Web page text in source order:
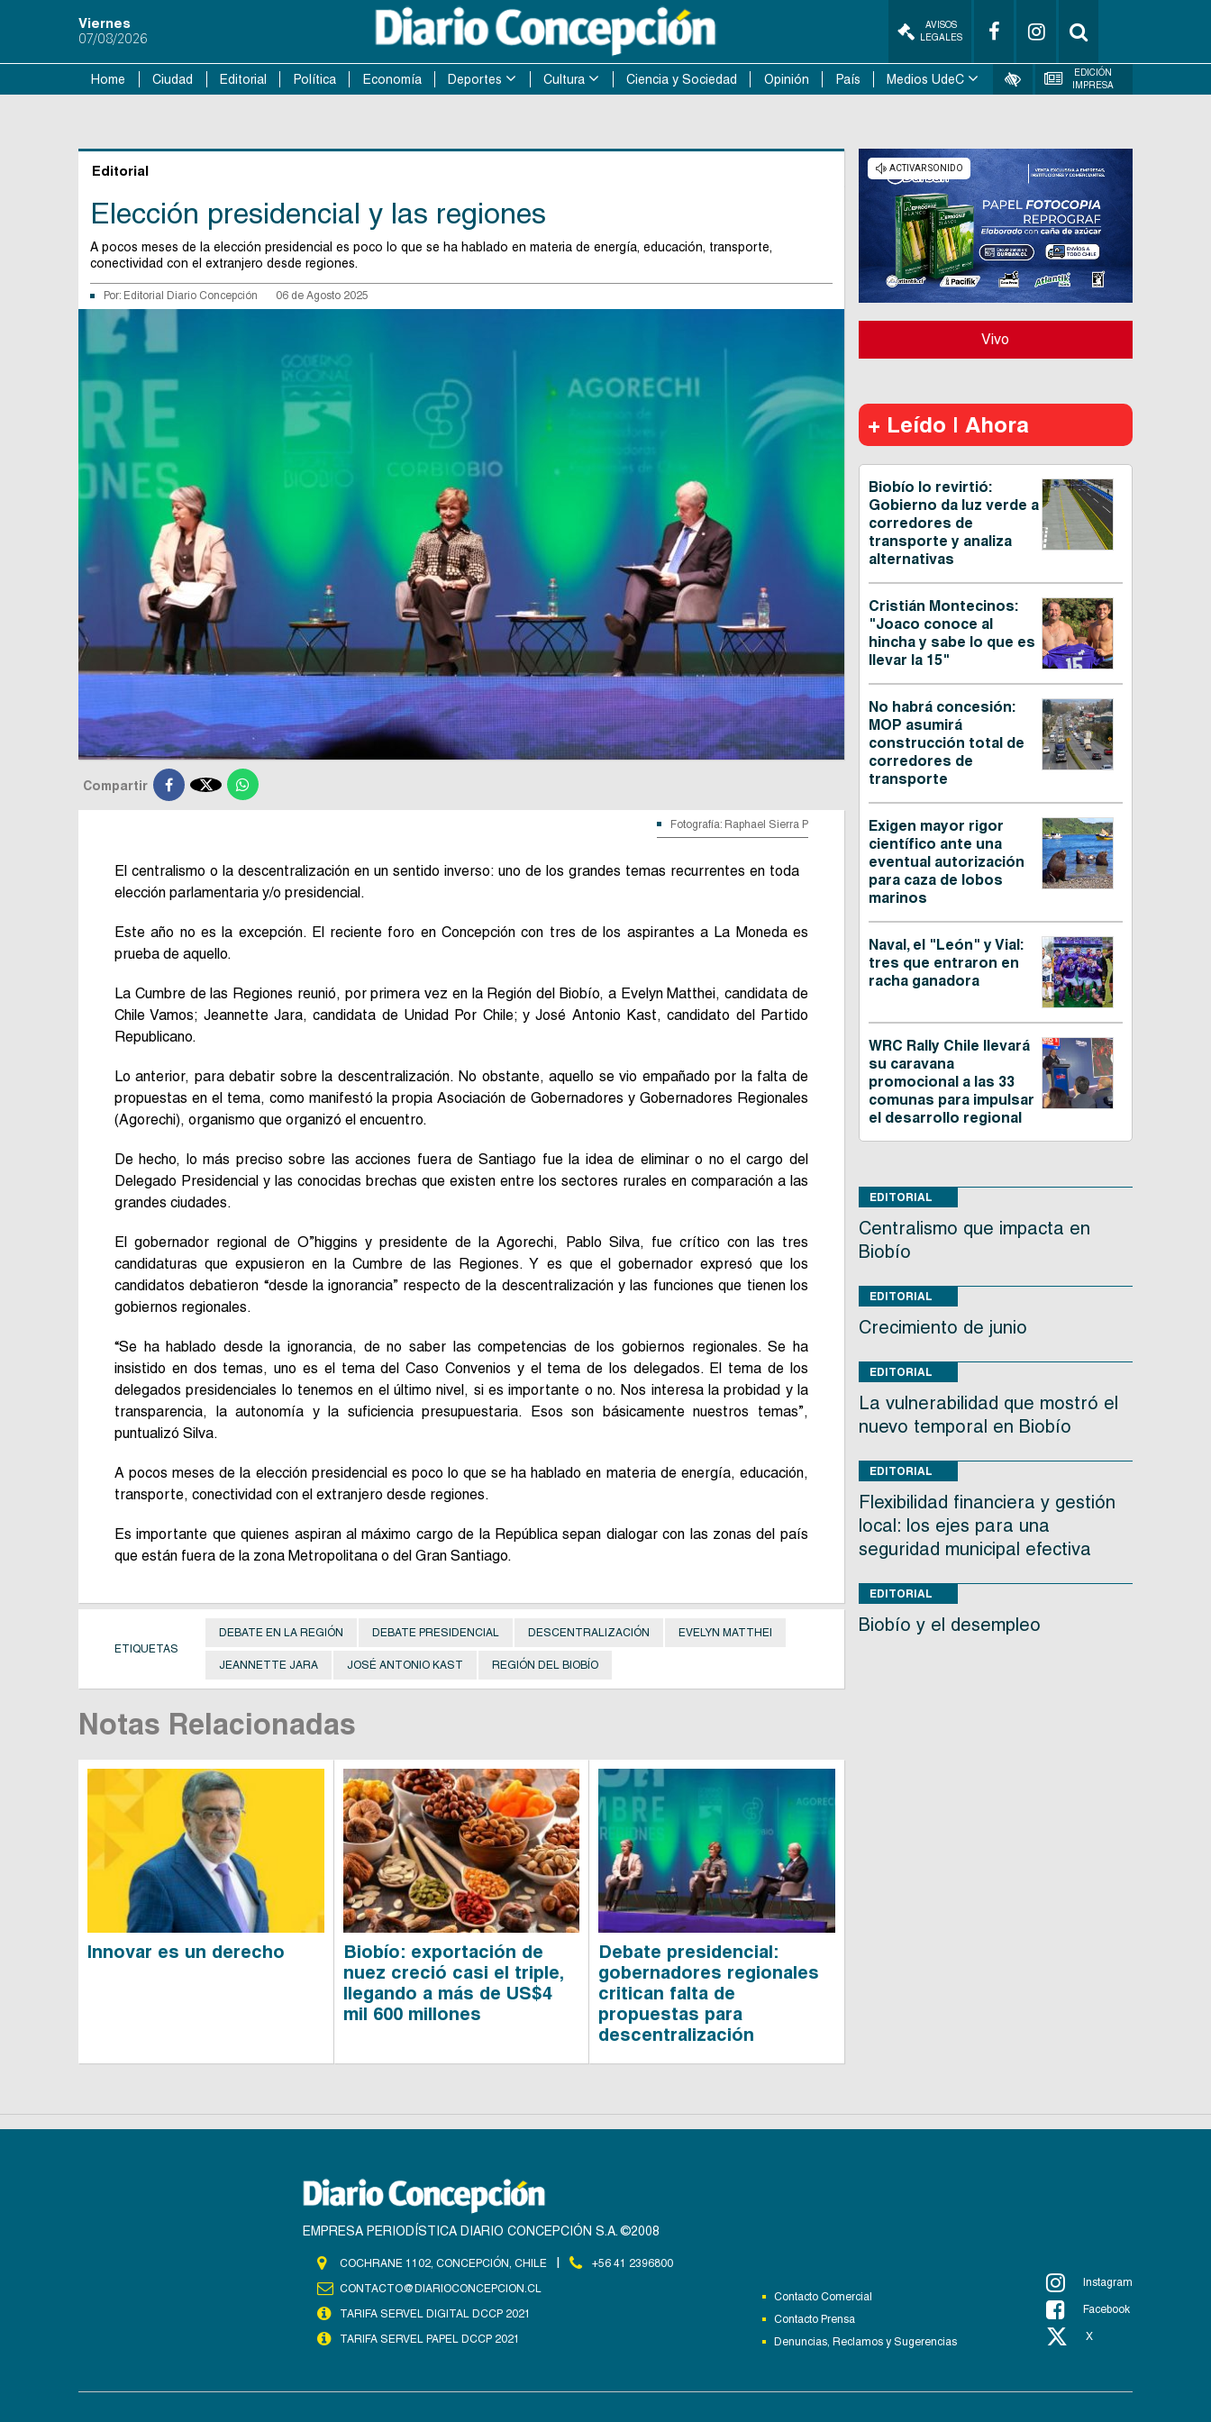
Viernes
07/08/2026
AVISOS
LEGALES
Home Ciudad Editorial Política Economía Deportes Cultura Ciencia y Sociedad Opinión País Medios UdeC
EDICIÓN
IMPRESA
Editorial
Elección presidencial y las regiones
A pocos meses de la elección presidencial es poco lo que se ha hablado en materia de energía, educación, transporte,
conectividad con el extranjero desde regiones.
Por: Editorial Diario Concepción 06 de Agosto 2025
Compartir 
Fotografía: Raphael Sierra P
El centralismo o la descentralización en un sentido inverso: uno de los grandes temas recurrentes en toda
elección parlamentaria y/o presidencial.
Este año no es la excepción. El reciente foro en Concepción con tres de los aspirantes a La Moneda es
prueba de aquello.
La Cumbre de las Regiones reunió, por primera vez en la Región del Biobío, a Evelyn Matthei, candidata de
Chile Vamos; Jeannette Jara, candidata de Unidad Por Chile; y José Antonio Kast, candidato del Partido
Republicano.
Lo anterior, para debatir sobre la descentralización. No obstante, aquello se vio empañado por la falta de
propuestas en el tema, como manifestó la propia Asociación de Gobernadores y Gobernadores Regionales
(Agorechi), organismo que organizó el encuentro.
De hecho, lo más preciso sobre las acciones fuera de Santiago fue la idea de eliminar o no el cargo del
Delegado Presidencial y las conocidas brechas que existen entre los sectores rurales en comparación a las
grandes ciudades.
El gobernador regional de O”higgins y presidente de la Agorechi, Pablo Silva, fue crítico con las tres
candidaturas que expusieron en la Cumbre de las Regiones. Y es que el gobernador expresó que los
candidatos debatieron “desde la ignorancia” respecto de la descentralización y las funciones que tienen los
gobiernos regionales.
“Se ha hablado desde la ignorancia, de no saber las competencias de los gobiernos regionales. Se ha
insistido en dos temas, uno es el tema del Caso Convenios y el tema de los delegados. El tema de los
delegados presidenciales lo tenemos en el último nivel, si es importante o no. Nos interesa la probidad y la
transparencia, la autonomía y la suficiencia presupuestaria. Esos son básicamente nuestros temas”,
puntualizó Silva.
A pocos meses de la elección presidencial es poco lo que se ha hablado en materia de energía, educación,
transporte, conectividad con el extranjero desde regiones.
Es importante que quienes aspiran al máximo cargo de la República sepan dialogar con las zonas del país
que están fuera de la zona Metropolitana o del Gran Santiago.
ETIQUETAS
DEBATE EN LA REGIÓN DEBATE PRESIDENCIAL DESCENTRALIZACIÓN EVELYN MATTHEI
JEANNETTE JARA JOSÉ ANTONIO KAST REGIÓN DEL BIOBÍO
Notas Relacionadas
Innovar es un derecho
Biobío: exportación de
nuez creció casi el triple,
llegando a más de US$4
mil 600 millones
Debate presidencial:
gobernadores regionales
critican falta de
propuestas para
descentralización
Vivo
+ Leído | Ahora
Biobío lo revirtió:
Gobierno da luz verde a
corredores de
transporte y analiza
alternativas
Cristián Montecinos:
"Joaco conoce al
hincha y sabe lo que es
llevar la 15"
No habrá concesión:
MOP asumirá
construcción total de
corredores de
transporte
Exigen mayor rigor
científico ante una
eventual autorización
para caza de lobos
marinos
Naval, el "León" y Vial:
tres que entraron en
racha ganadora
WRC Rally Chile llevará
su caravana
promocional a las 33
comunas para impulsar
el desarrollo regional
EDITORIAL
Centralismo que impacta en
Biobío
EDITORIAL
Crecimiento de junio
EDITORIAL
La vulnerabilidad que mostró el
nuevo temporal en Biobío
EDITORIAL
Flexibilidad financiera y gestión
local: los ejes para una
seguridad municipal efectiva
EDITORIAL
Biobío y el desempleo
EMPRESA PERIODÍSTICA DIARIO CONCEPCIÓN S.A. ©2008
COCHRANE 1102, CONCEPCIÓN, CHILE
+56 41 2396800
CONTACTO@DIARIOCONCEPCION.CL
TARIFA SERVEL DIGITAL DCCP 2021
TARIFA SERVEL PAPEL DCCP 2021
Contacto Comercial
Contacto Prensa
Denuncias, Reclamos y Sugerencias
Instagram
Facebook
X